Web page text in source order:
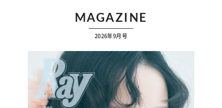
MAGAZINE
2026年9月号